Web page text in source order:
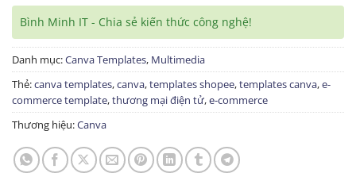
Bình Minh IT - Chia sẻ kiến thức công nghệ!
Danh mục:Canva Templates, Multimedia
Thẻ:canva templates,canva,templates shopee,templates canva,e-
commerce template,thương mại điện tử,e-commerce
Thương hiệu:Canva